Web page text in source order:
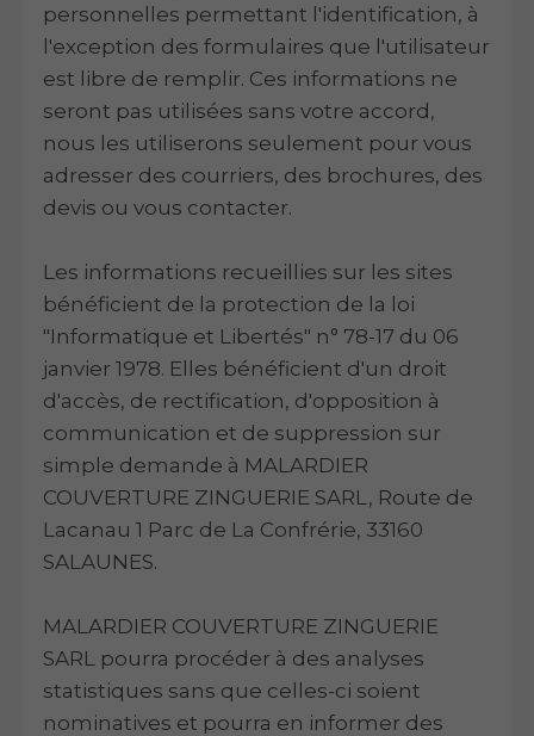
personnelles permettant l'identification, à
l'exception des formulaires que l'utilisateur
est libre de remplir. Ces informations ne
seront pas utilisées sans votre accord,
nous les utiliserons seulement pour vous
adresser des courriers, des brochures, des
devis ou vous contacter.
Les informations recueillies sur les sites
bénéficient de la protection de la loi
"Informatique et Libertés" n° 78-17 du 06
janvier 1978. Elles bénéficient d'un droit
d'accès, de rectification, d'opposition à
communication et de suppression sur
simple demande à MALARDIER
COUVERTURE ZINGUERIE SARL, Route de
Lacanau 1 Parc de La Confrérie, 33160
SALAUNES.
MALARDIER COUVERTURE ZINGUERIE
SARL pourra procéder à des analyses
statistiques sans que celles-ci soient
nominatives et pourra en informer des